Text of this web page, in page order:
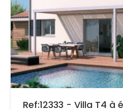
Ref:12333 - Villa T4 à